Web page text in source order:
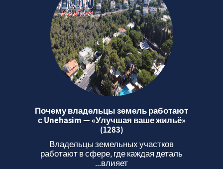
Почему владельцы земель работают
с Unehasim — «Улучшая ваше жильё»
(1283)
Владельцы земельных участков
работают в сфере, где каждая деталь
влияет...